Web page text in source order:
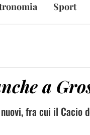
Sport
a
fra cui il Cacio